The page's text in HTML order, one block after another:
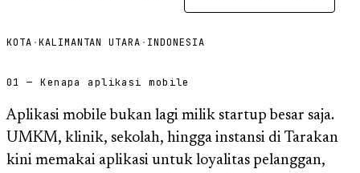
KOTA ·KALIMANTAN UTARA · INDONESIA
01 — Kenapa aplikasi mobile
Aplikasi mobile bukan lagi milik startup besar saja.
UMKM, klinik, sekolah, hingga instansi di Tarakan
kini memakai aplikasi untuk loyalitas pelanggan,